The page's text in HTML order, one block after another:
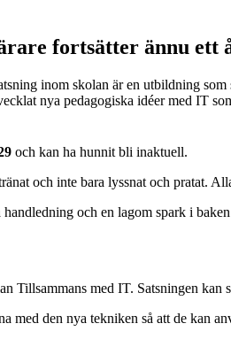
fortsätter ännu ett
inom skolan är en utbildning
nya pedagogiska idéer med IT
och kan ha hunnit bli inaktuell.
och inte bara lyssnat och pratat.
och en lagom spark i
Tillsammans med IT. Satsningen kan
med den nya tekniken så att de kan